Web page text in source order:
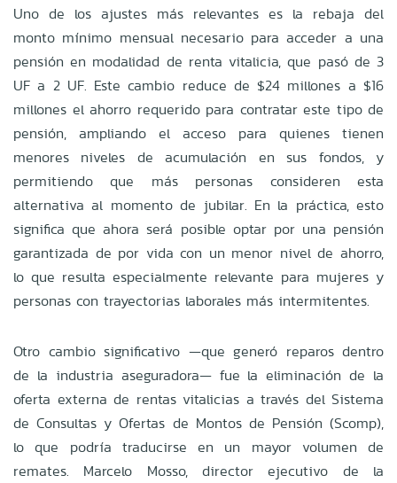
Uno de los ajustes más relevantes es la rebaja del
monto mínimo mensual necesario para acceder a una
pensión en modalidad de renta vitalicia, que pasó de 3
UF a 2 UF. Este cambio reduce de $24 millones a $16
millones el ahorro requerido para contratar este tipo de
pensión, ampliando el acceso para quienes tienen
menores niveles de acumulación en sus fondos, y
permitiendo que más personas consideren esta
alternativa al momento de jubilar. En la práctica, esto
significa que ahora será posible optar por una pensión
garantizada de por vida con un menor nivel de ahorro,
lo que resulta especialmente relevante para mujeres y
personas con trayectorias laborales más intermitentes.
Otro cambio significativo —que generó reparos dentro
de la industria aseguradora— fue la eliminación de la
oferta externa de rentas vitalicias a través del Sistema
de Consultas y Ofertas de Montos de Pensión (Scomp),
lo que podría traducirse en un mayor volumen de
remates. Marcelo Mosso, director ejecutivo de la